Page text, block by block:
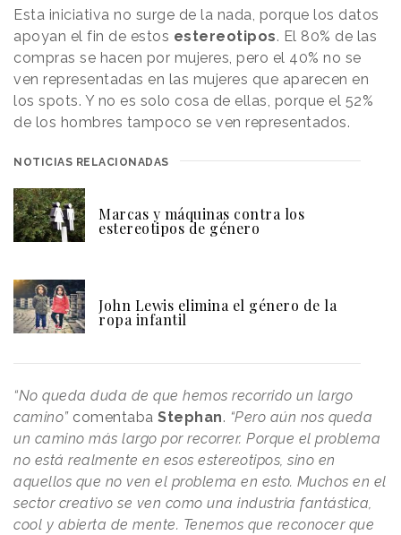
Esta iniciativa no surge de la nada, porque los datos
apoyan el fin de estos estereotipos. El 80% de las
compras se hacen por mujeres, pero el 40% no se
ven representadas en las mujeres que aparecen en
los spots. Y no es solo cosa de ellas, porque el 52%
de los hombres tampoco se ven representados.
NOTICIAS RELACIONADAS
Marcas y máquinas contra los
estereotipos de género
John Lewis elimina el género de la
ropa infantil
“No queda duda de que hemos recorrido un largo
camino” comentaba Stephan. “Pero aún nos queda
un camino más largo por recorrer. Porque el problema
no está realmente en esos estereotipos, sino en
aquellos que no ven el problema en esto. Muchos en el
sector creativo se ven como una industria fantástica,
cool y abierta de mente. Tenemos que reconocer que